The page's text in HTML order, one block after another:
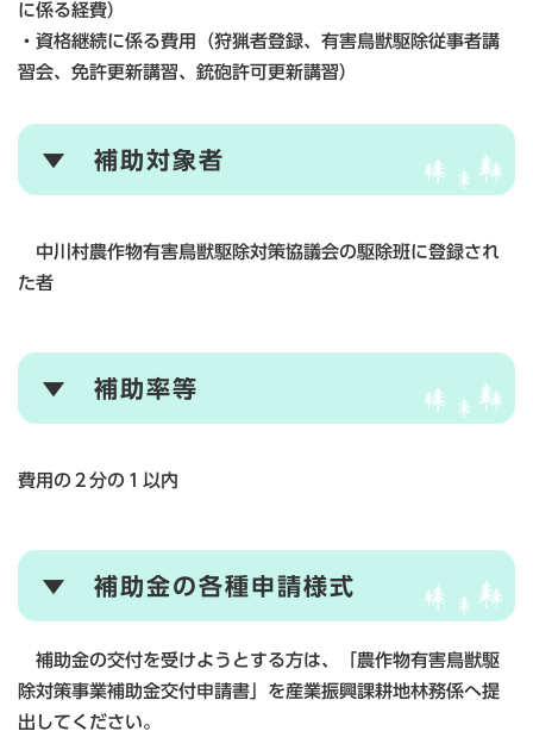
に係る経費）
・資格継続に係る費用（狩猟者登録、有害鳥獣駆除従事者講
習会、免許更新講習、銃砲許可更新講習）
▼ 補助対象者
中川村農作物有害鳥獣駆除対策協議会の駆除班に登録され
た者
▼ 補助率等
費用の２分の１以内
▼ 補助金の各種申請様式
補助金の交付を受けようとする方は、「農作物有害鳥獣駆
除対策事業補助金交付申請書」を産業振興課耕地林務係へ提
出してください。